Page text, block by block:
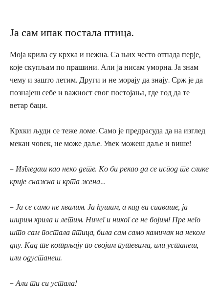
Ја сам ипак постала птица.
Моја крила су крхка и нежна. Са њих често отпада перје,
које скупљам по прашини. Али ја нисам уморна. Ја знам
чему и зашто летим. Други и не морају да знају. Срж је да
познајеш себе и важност свог постојања, где год да те
ветар баци.
Крхки људи се теже ломе. Само је предрасуда да на изглед
мекан човек, не може даље. Увек можеш даље и више!
– Изгледаш као неко дете. Ко би рекао да се испод те слике
крије снажна и крта жена…
– Ја се само не хвалим. Ја ћутим, а кад ви спавате, ја
ширим крила и летим. Ничег и никог се не бојим! Пре него
што сам постала птица, била сам само камичак на неком
дну. Кад те котрљају по својим путевима, или устанеш,
или одустанеш.
– Али ти си устала!